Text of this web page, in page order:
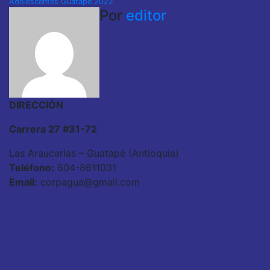
Por editor
DIRECCIÓN
Carrera 27 #31-72
Las Araucarias – Guatapé (Antioquia)
Teléfono: 604-8611031
Email: corpagua@gmail.com